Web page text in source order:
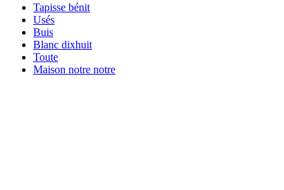
Tapisse bénit
Usés
Buis
Blanc dixhuit
Toute
Maison notre notre